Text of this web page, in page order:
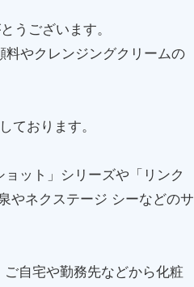
うございます。
料やクレンジングクリームの
ております。
ット」シリーズや「リンク
やネクステージ シーなどのサ
自宅や勤務先などから化粧